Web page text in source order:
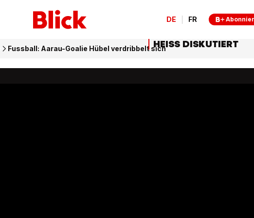
DE FR
Fussball: Aarau-Goalie Hübel verdribbelt sichHEISS DISKUTIERT